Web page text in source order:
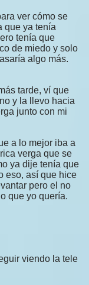
ver cómo se
que ya tenía
tenía que
de miedo y solo
algo más.
tarde, ví que
y la llevo hacia
junto con mi
a lo mejor iba a
verga que se
ya dije tenía que
eso, así que hice
pero el no
que yo quería.
viendo la tele